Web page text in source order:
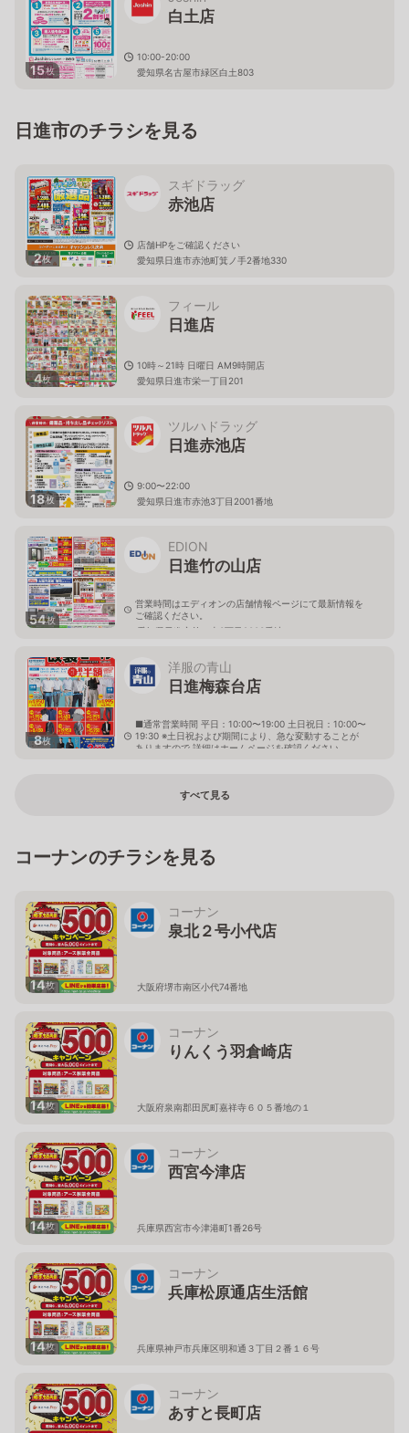
15枚
白土店
10:00-20:00
愛知県名古屋市緑区白土803
日進市のチラシを見る
2枚
スギドラッグ
赤池店
店舗HPをご確認ください
愛知県日進市赤池町箕ノ手2番地330
4枚
フィール
日進店
10時～21時 日曜日 AM9時開店
愛知県日進市栄一丁目201
18枚
ツルハドラッグ
日進赤池店
9:00〜22:00
愛知県日進市赤池3丁目2001番地
54枚
EDION
日進竹の山店
営業時間はエディオンの店舗情報ページにて最新情報を
ご確認ください。
愛知県日進市竹の山3丁目2003番地
8枚
洋服の青山
日進梅森台店
■通常営業時間 平日：10:00〜19:00 土日祝日：10:00〜
19:30 ※土日祝および期間により、急な変動することが
ありますので 詳細はホームページを確認ください
すべて見る
コーナンのチラシを見る
14枚
コーナン
泉北２号小代店
大阪府堺市南区小代74番地
14枚
コーナン
りんくう羽倉崎店
大阪府泉南郡田尻町嘉祥寺６０５番地の１
14枚
コーナン
西宮今津店
兵庫県西宮市今津港町1番26号
14枚
コーナン
兵庫松原通店生活館
兵庫県神戸市兵庫区明和通３丁目２番１６号
コーナン
あすと長町店